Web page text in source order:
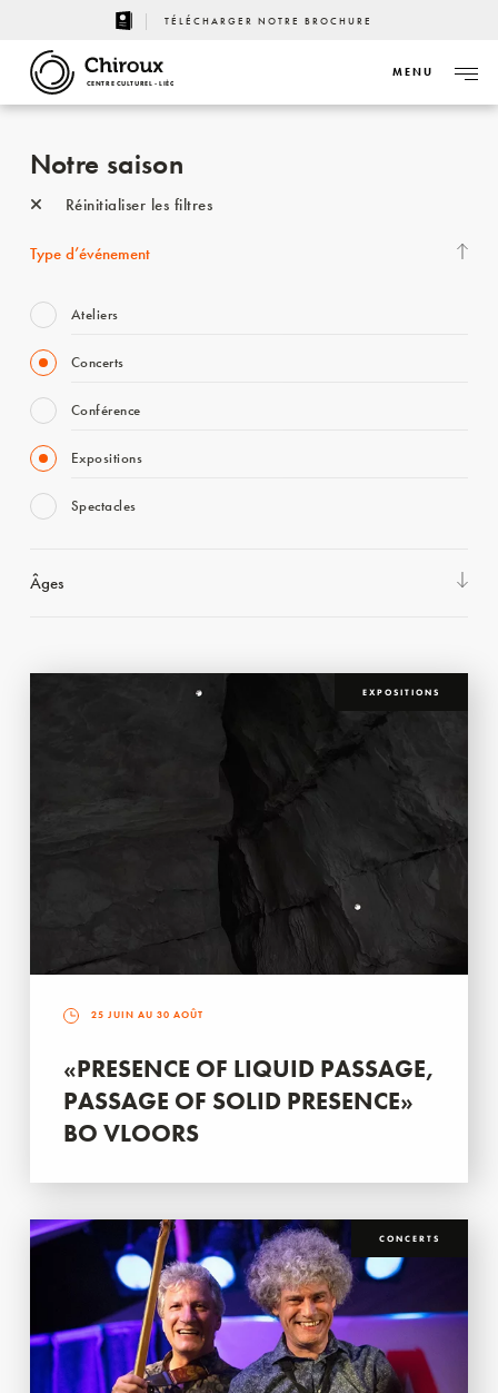
TÉLÉCHARGER NOTRE BROCHURE
CENTRE CULTUREL - LIÈGE
MENU
Notre saison
Réinitialiser les filtres
Type d’événement
Ateliers
Concerts
Conférence
Expositions
Spectacles
Âges
EXPOSITIONS
25 JUIN AU 30 AOÛT
«PRESENCE OF LIQUID PASSAGE,
PASSAGE OF SOLID PRESENCE»
BO VLOORS
CONCERTS